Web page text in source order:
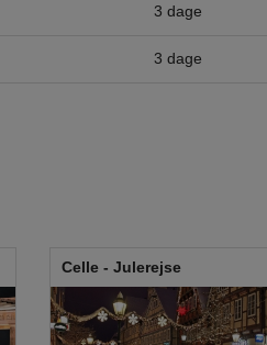
3 dage
3 dage
Celle - Julerejse